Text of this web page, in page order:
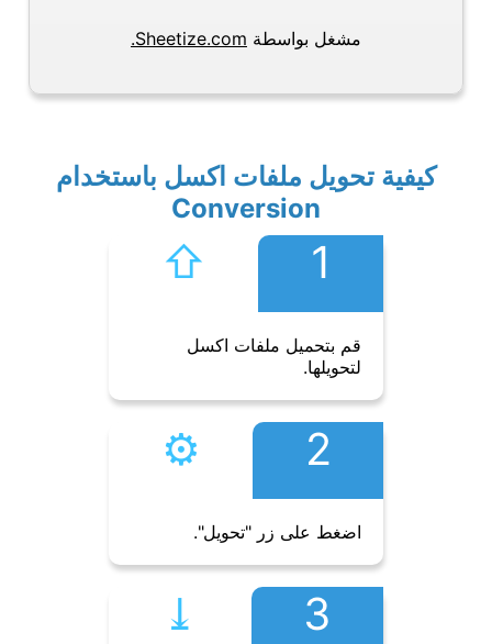
مشغل بواسطة Sheetize.com.
كيفية تحويل ملفات اكسل باستخدام
Conversion
1
⇧︎
قم بتحميل ملفات اكسل
لتحويلها.
2
⚙︎
اضغط على زر "تحويل".
3
⤓︎